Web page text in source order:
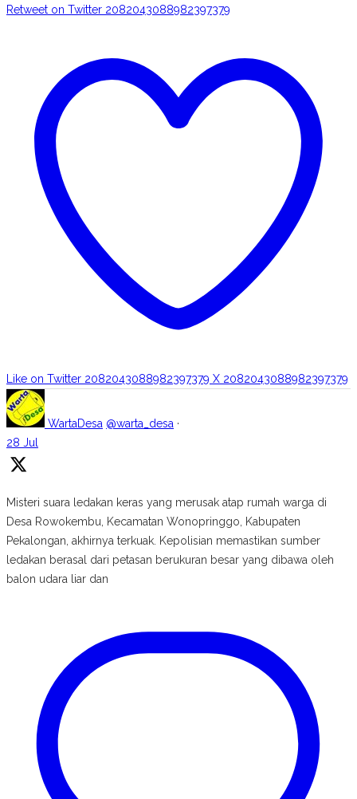
Retweet on Twitter 2082043088982397379
Like on Twitter 2082043088982397379 X 2082043088982397379
WartaDesa @warta_desa ·
28 Jul
Misteri suara ledakan keras yang merusak atap rumah warga di
Desa Rowokembu, Kecamatan Wonopringgo, Kabupaten
Pekalongan, akhirnya terkuak. Kepolisian memastikan sumber
ledakan berasal dari petasan berukuran besar yang dibawa oleh
balon udara liar dan